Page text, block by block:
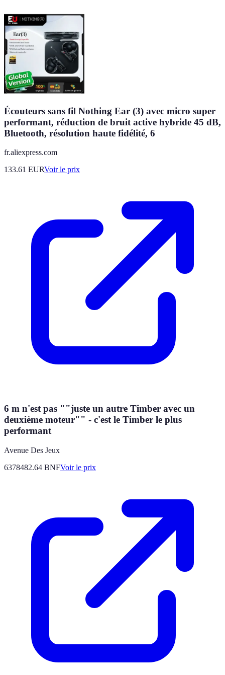
Écouteurs sans fil Nothing Ear (3) avec micro super
performant, réduction de bruit active hybride 45 dB,
Bluetooth, résolution haute fidélité, 6
fr.aliexpress.com
133.61 EURVoir le prix
6 m n'est pas ""juste un autre Timber avec un
deuxième moteur"" - c'est le Timber le plus
performant
Avenue Des Jeux
6378482.64 BNFVoir le prix